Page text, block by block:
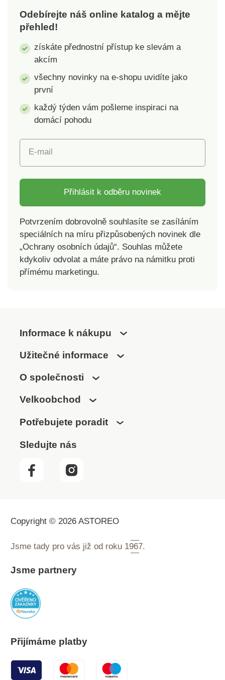
Odebírejte náš online katalog a mějte
přehled!
získáte přednostní přístup ke slevám a
akcím
všechny novinky na e-shopu uvidíte jako
první
každý týden vám pošleme inspiraci na
domácí pohodu
E-mail
Přihlásit k odběru novinek
Potvrzením dobrovolně souhlasíte se zasíláním
speciálních na míru přizpůsobených novinek dle
„Ochrany osobních údajů“. Souhlas můžete
kdykoliv odvolat a máte právo na námitku proti
přímému marketingu.
Informace k nákupu
Užitečné informace
O společnosti
Velkoobchod
Potřebujete poradit
Sledujte nás
Copyright © 2026 ASTOREO
Jsme tady pro vás již od roku 1967.
Jsme partnery
Přijímáme platby